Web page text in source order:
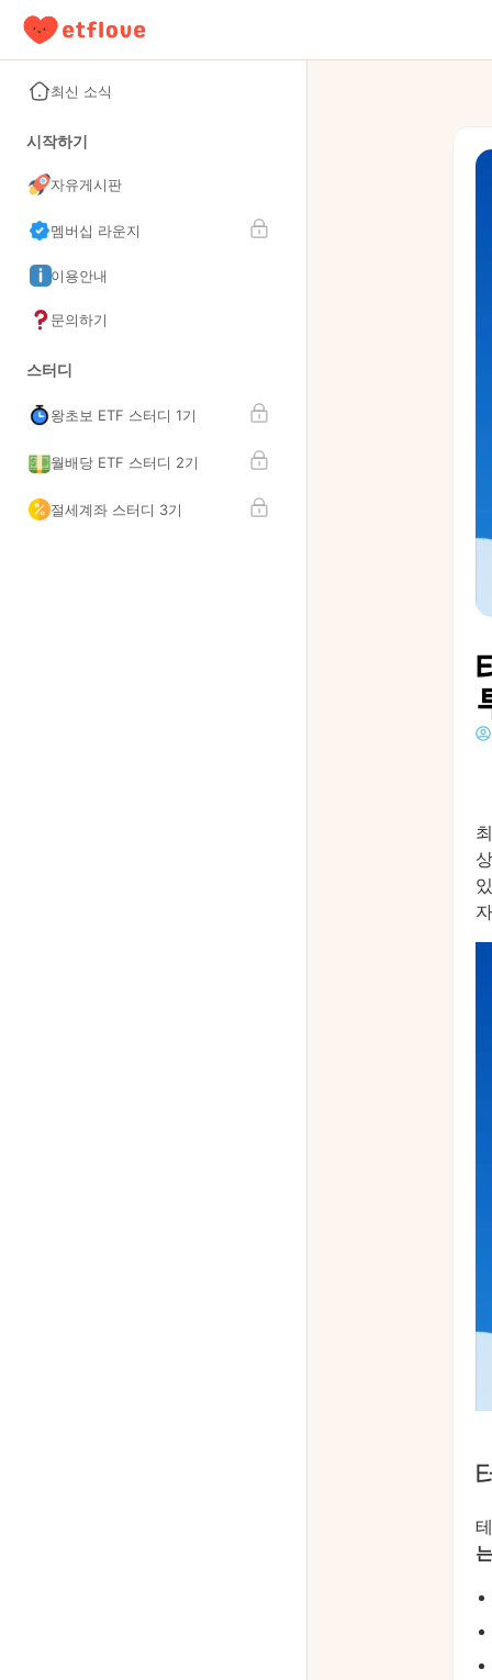
최신 소식
시작하기
자유게시판
멤버십 라운지
이용안내
문의하기
스터디
왕초보 ETF 스터디 1기
월배당 ETF 스터디 2기
절세계좌 스터디 3기